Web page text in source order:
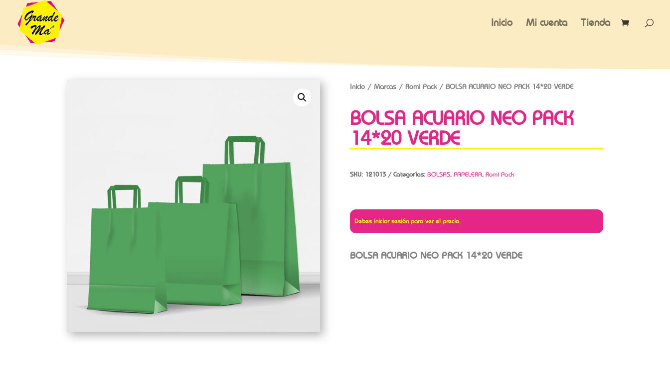
Inicio Mi cuenta Tienda
Inicio/ Marcas/ Romi Pack/ BOLSA ACUARIO NEO PACK 14*20 VERDE
BOLSA ACUARIO NEO PACK
14*20 VERDE
SKU: 121013 Categorías: BOLSAS, PAPELERA, Romi Pack
Debes iniciar sesión para ver el precio.
BOLSA ACUARIO NEO PACK 14*20 VERDE